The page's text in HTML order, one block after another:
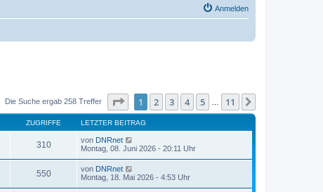
Anmelden
Die Suche ergab 258 Treffer Seite von11
1 2 3 4 5 11
ZUGRIFFE LETZTER BEITRAG
310 von DNRnet
Montag, 08. Juni 2026 - 20:11 Uhr
550 von DNRnet
Montag, 18. Mai 2026 - 4:53 Uhr